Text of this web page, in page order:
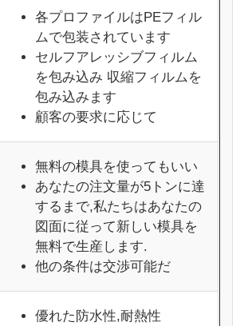
ウムプロファイル
のアルミニウム プロフィール
リムプロファイル
シンクエクストルーションプロファイル
各プロファイルはPEフィル
ムで包装されています
セルフアレッシブフィルム
を包み込み 収縮フィルムを
包み込みます
顧客の要求に応じて
無料の模具を使ってもいい
あなたの注文量が5トンに達
するまで,私たちはあなたの
図面に従って新しい模具を
無料で生産します.
他の条件は交渉可能だ
優れた防水性,耐熱性